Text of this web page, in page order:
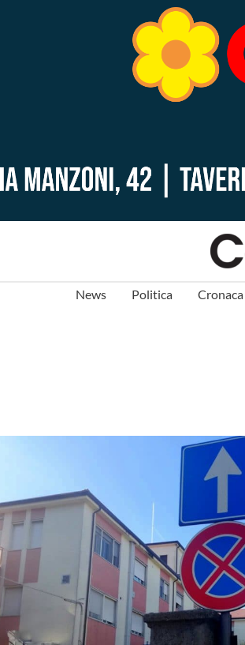
News Politica Cronaca